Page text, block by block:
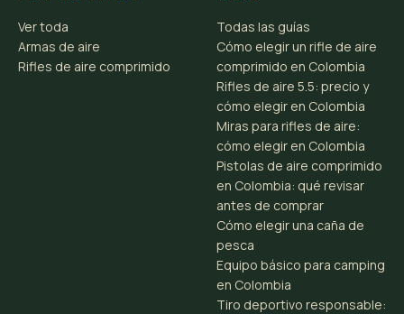
Ver toda
Armas de aire
Rifles de aire comprimido
Todas las guías
Cómo elegir un rifle de aire
comprimido en Colombia
Rifles de aire 5.5: precio y
cómo elegir en Colombia
Miras para rifles de aire:
cómo elegir en Colombia
Pistolas de aire comprimido
en Colombia: qué revisar
antes de comprar
Cómo elegir una caña de
pesca
Equipo básico para camping
en Colombia
Tiro deportivo responsable: